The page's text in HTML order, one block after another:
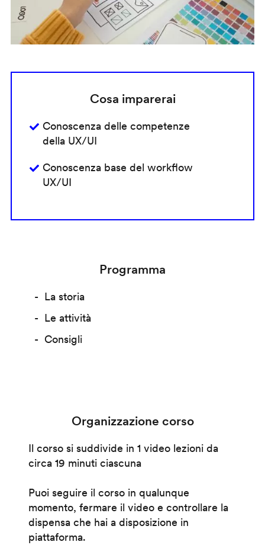
Cosa imparerai
Conoscenza delle competenze
della UX/UI
Conoscenza base del workflow
UX/UI
Programma
La storia
Le attività
Consigli
Organizzazione corso
Il corso si suddivide in 1 video lezioni da
circa 19 minuti ciascuna
Puoi seguire il corso in qualunque
momento, fermare il video e controllare la
dispensa che hai a disposizione in
piattaforma.